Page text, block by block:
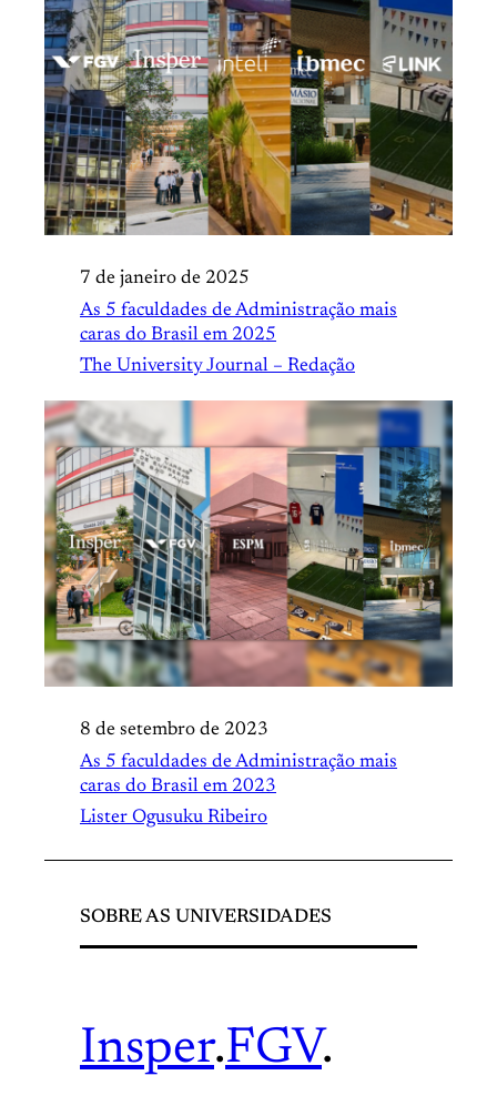
7 de janeiro de 2025
As 5 faculdades de Administração mais
caras do Brasil em 2025
The University Journal – Redação
8 de setembro de 2023
As 5 faculdades de Administração mais
caras do Brasil em 2023
Lister Ogusuku Ribeiro
SOBRE AS UNIVERSIDADES
Insper.FGV.